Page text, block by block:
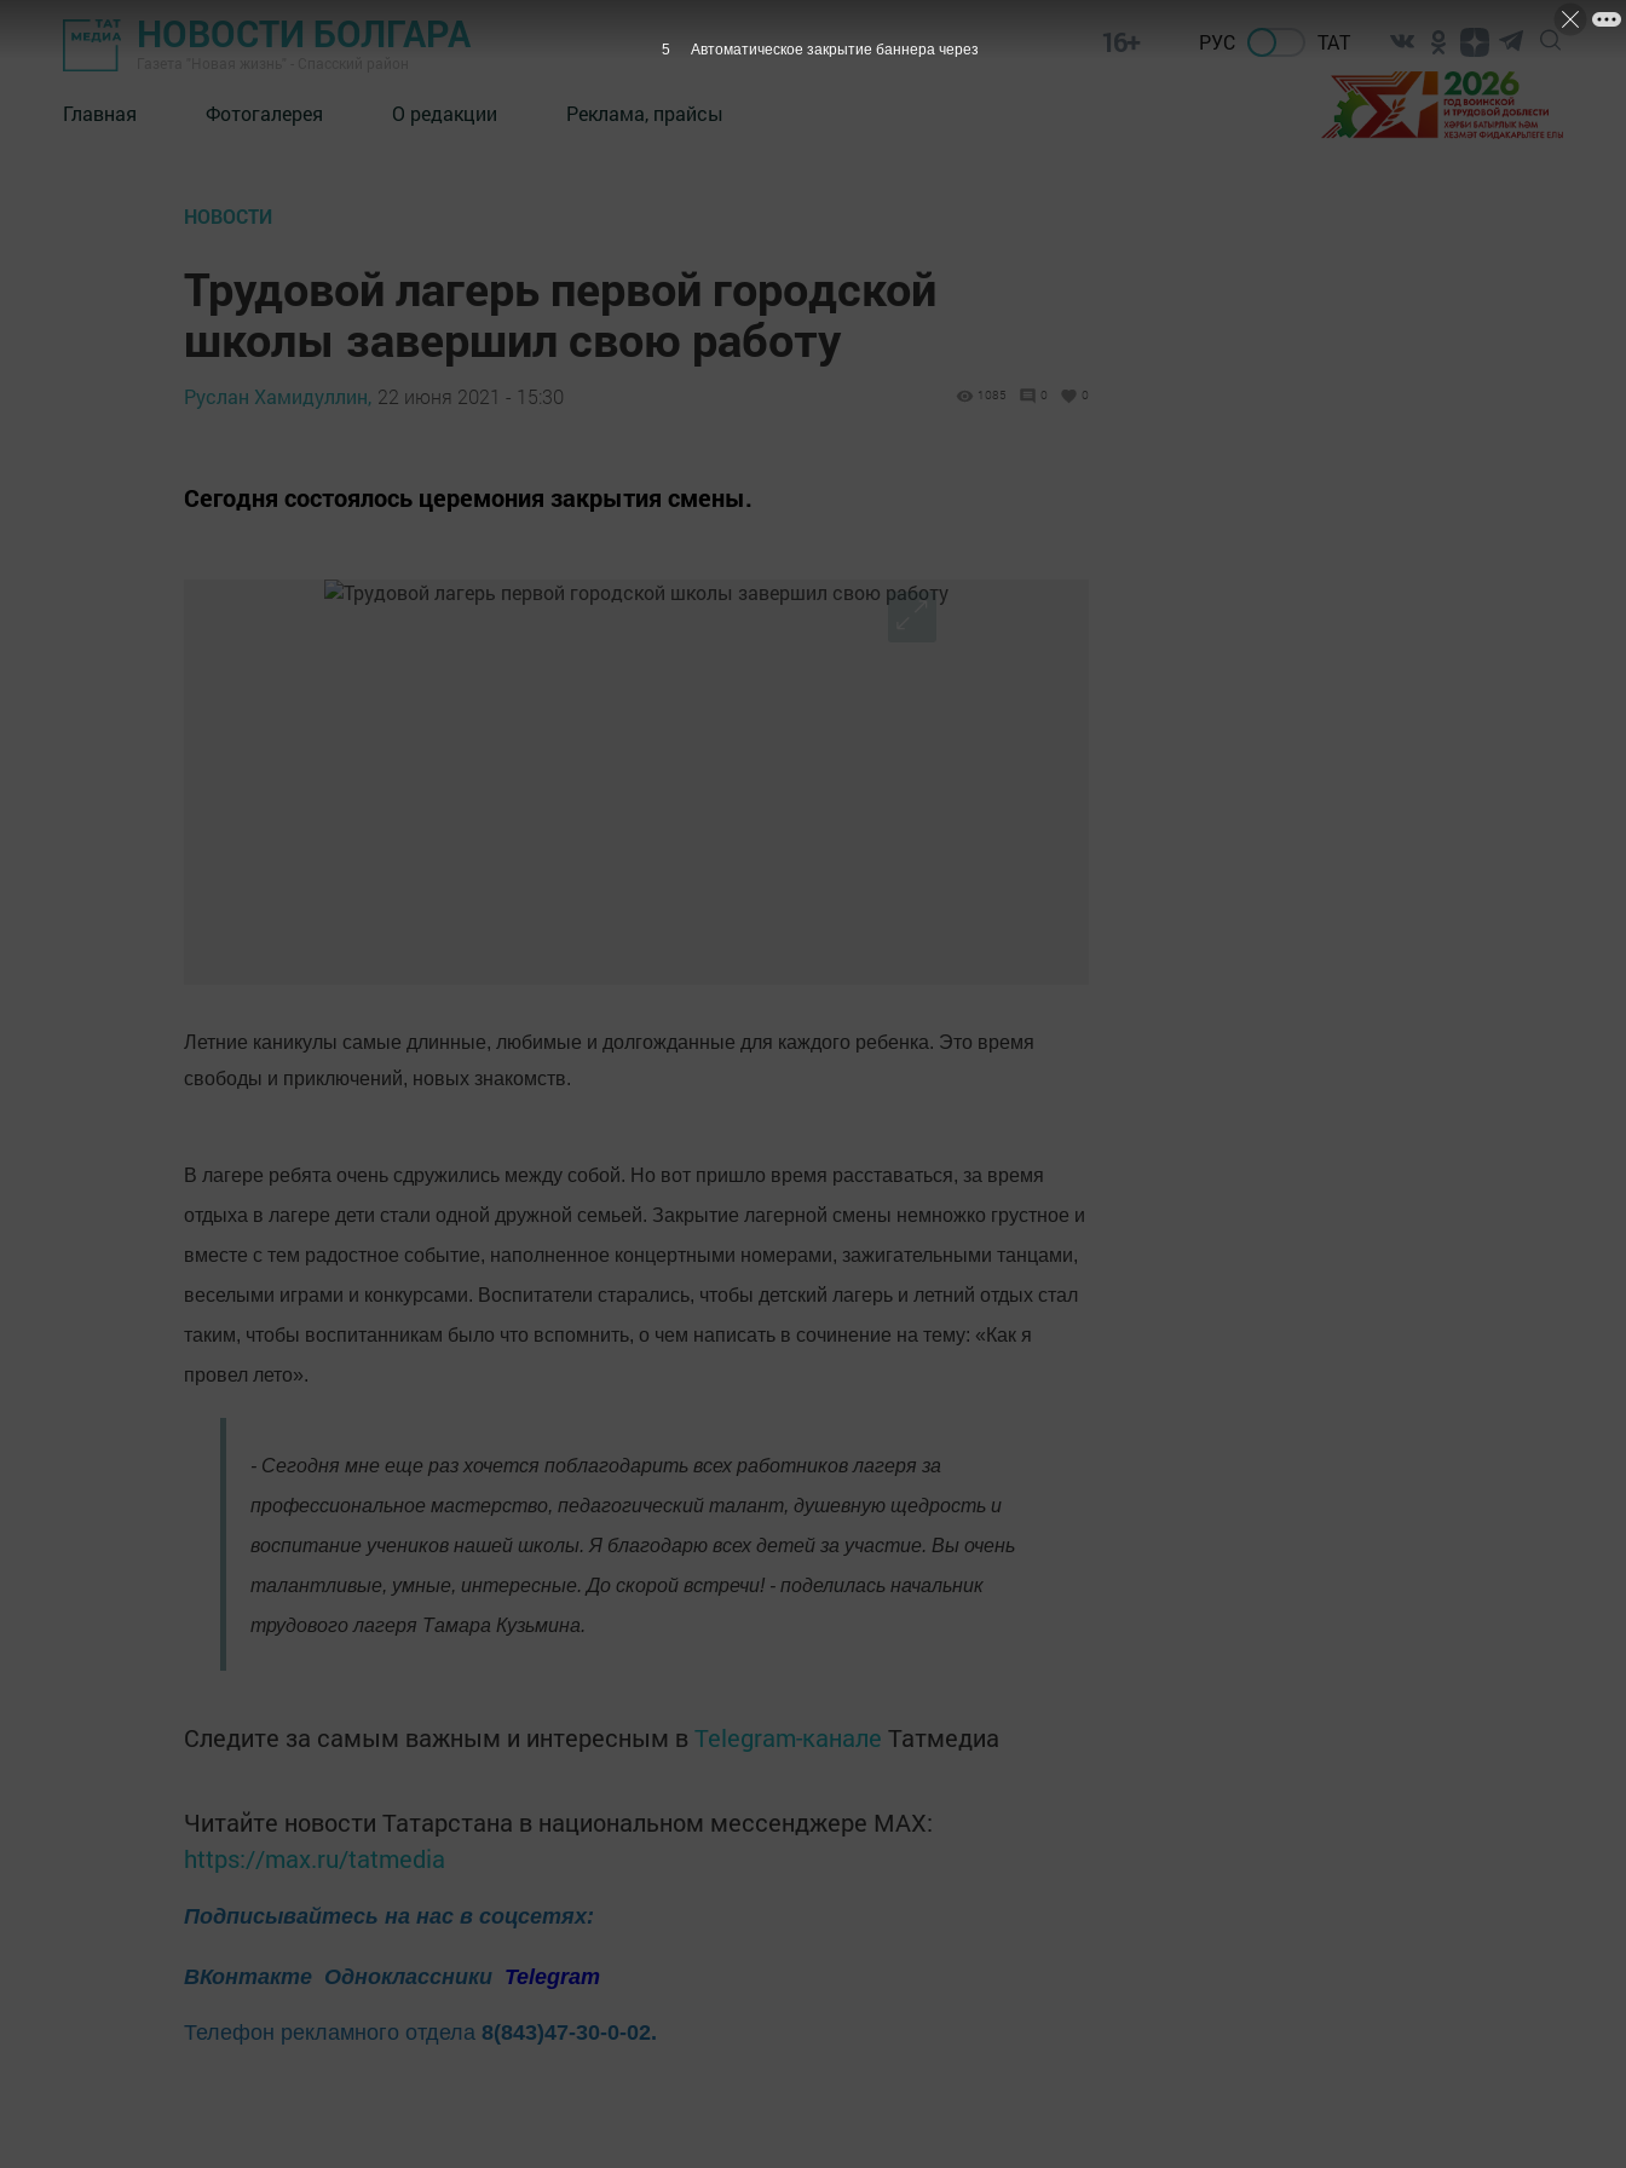
НОВОСТИ БОЛГАРА 16+ РУС ТАТ
Главная Фотогалерея О редакции Реклама, прайсы
НОВОСТИ
Трудовой лагерь первой городской
школы завершил свою работу
Руслан Хамидуллин, 22 июня 2021 - 15:30 1085 0 0
Сегодня состоялось церемония закрытия смены.
Летние каникулы самые длинные, любимые и долгожданные для каждого ребенка. Это время
свободы и приключений, новых знакомств.
В лагере ребята очень сдружились между собой. Но вот пришло время расставаться, за время
отдыха в лагере дети стали одной дружной семьей. Закрытие лагерной смены немножко грустное и
вместе с тем радостное событие, наполненное концертными номерами, зажигательными танцами,
веселыми играми и конкурсами. Воспитатели старались, чтобы детский лагерь и летний отдых стал
таким, чтобы воспитанникам было что вспомнить, о чем написать в сочинение на тему: «Как я
провел лето».
- Сегодня мне еще раз хочется поблагодарить всех работников лагеря за
профессиональное мастерство, педагогический талант, душевную щедрость и
воспитание учеников нашей школы. Я благодарю всех детей за участие. Вы очень
талантливые, умные, интересные. До скорой встречи! - поделилась начальник
трудового лагеря Тамара Кузьмина.
Следите за самым важным и интересным в Telegram-канале Татмедиа
Читайте новости Татарстана в национальном мессенджере MАХ:
https://max.ru/tatmedia
Подписывайтесь на нас в соцсетях:
ВКонтакте Одноклассники Telegram
Телефон рекламного отдела 8(843)47-30-0-02.
4 Автоматическое закрытие баннера через